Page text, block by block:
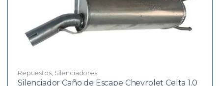
Repuestos, Silenciadores
Silenciador Caño de Escape Chevrolet Celta 1.0